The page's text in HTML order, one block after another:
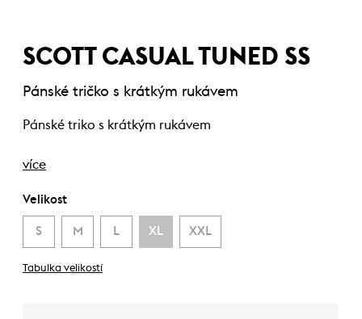
SCOTT CASUAL TUNED SS
Pánské tričko s krátkým rukávem
Pánské triko s krátkým rukávem
více
Velikost
S M L XL XXL
Tabulka velikostí